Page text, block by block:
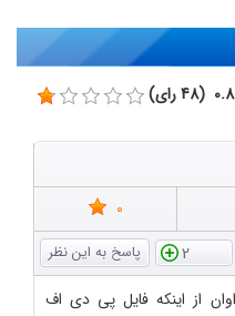
0
2
از اینکه فایل پی دی اف